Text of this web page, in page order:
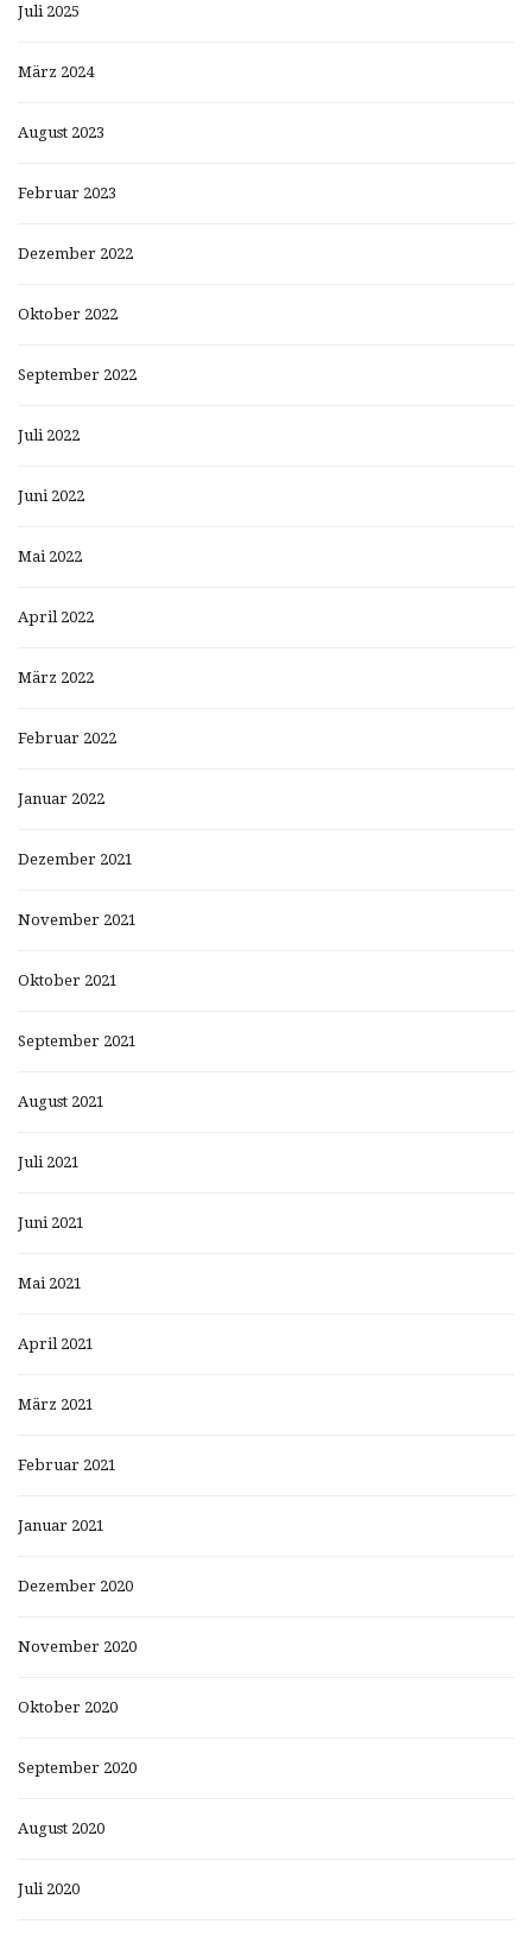
Juli 2025
März 2024
August 2023
Februar 2023
Dezember 2022
Oktober 2022
September 2022
Juli 2022
Juni 2022
Mai 2022
April 2022
März 2022
Februar 2022
Januar 2022
Dezember 2021
November 2021
Oktober 2021
September 2021
August 2021
Juli 2021
Juni 2021
Mai 2021
April 2021
März 2021
Februar 2021
Januar 2021
Dezember 2020
November 2020
Oktober 2020
September 2020
August 2020
Juli 2020